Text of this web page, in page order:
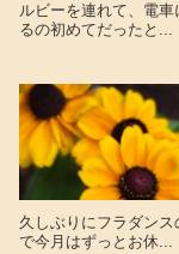
ルビーを連れて、電
るの初めてだったと...
久しぶりにフラダン
で今月はずっとお休...